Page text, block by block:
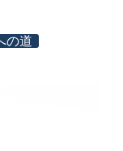
の道